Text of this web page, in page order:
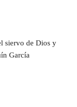
siervo de Dios y
García